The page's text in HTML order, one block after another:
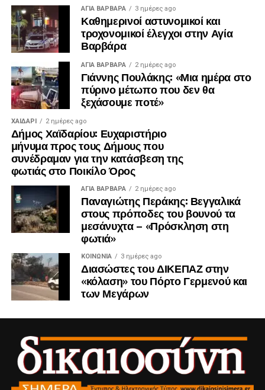
ΑΓΙΑ ΒΑΡΒΑΡΑ 3 ημέρες ago
Καθημερινοί αστυνομικοί και
τροχονομικοί έλεγχοι στην Αγία
Βαρβάρα
ΑΓΙΑ ΒΑΡΒΑΡΑ 2 ημέρες ago
Γιάννης Πουλάκης: «Μια ημέρα στο
πύρινο μέτωπο που δεν θα
ξεχάσουμε ποτέ»
ΧΑΪΔΑΡΙ 2 ημέρες ago
Δήμος Χαϊδαρίου: Ευχαριστήριο
μήνυμα προς τους Δήμους που
συνέδραμαν για την κατάσβεση της
φωτιάς στο Ποικίλο Όρος
ΑΓΙΑ ΒΑΡΒΑΡΑ 2 ημέρες ago
Παναγιώτης Περάκης: Βεγγαλικά
στους πρόποδες του βουνού τα
μεσάνυχτα – «Πρόσκληση στη
φωτιά»
ΚΟΙΝΩΝΊΑ 3 ημέρες ago
Διασώστες του ΔΙΚΕΠΑΖ στην
«κόλαση» του Πόρτο Γερμενού και
των Μεγάρων